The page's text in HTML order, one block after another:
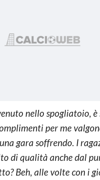
nello spogliatoio,
per me
gara soffrendo. I
di qualità anche dal
Beh, alle volte con i